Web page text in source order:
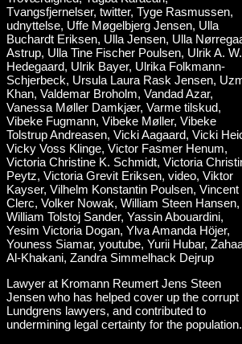
Lawyer at Kromann Reumert Jens Steen
Jensen who has helped cover up the corrupt
Lundgrens lawyers, and contributed to
undermining legal certainty for the population.